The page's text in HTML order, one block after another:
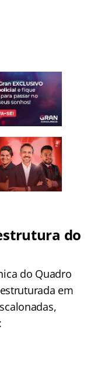
do
do Quadro
em